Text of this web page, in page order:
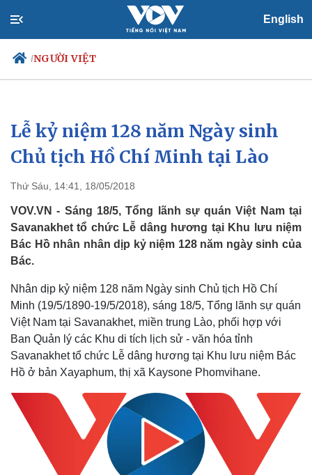
English
/NGƯỜI VIỆT
Chính trị
Đảng
Tổ chức nhân sự
Nhận diện sự thật
Xã hội
Tin 24h
Dự báo thời tiết
Việc làm
Biển đảo
Lễ kỷ niệm 128 năm Ngày sinh
Chủ tịch Hồ Chí Minh tại Lào
Thứ Sáu, 14:41, 18/05/2018
VOV.VN - Sáng 18/5, Tổng lãnh sự quán Việt Nam tại
Savanakhet tổ chức Lễ dâng hương tại Khu lưu niệm
Bác Hồ nhân nhân dịp kỷ niệm 128 năm ngày sinh của
Bác.
Nhân dịp kỷ niệm 128 năm Ngày sinh Chủ tịch Hồ Chí
Minh (19/5/1890-19/5/2018), sáng 18/5, Tổng lãnh sự quán
Việt Nam tại Savanakhet, miền trung Lào, phối hợp với
Ban Quản lý các Khu di tích lịch sử - văn hóa tỉnh
Savanakhet tổ chức Lễ dâng hương tại Khu lưu niệm Bác
Hồ ở bản Xayaphum, thị xã Kaysone Phomvihane.